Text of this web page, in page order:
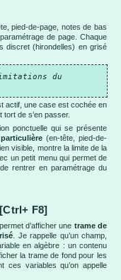
pied-de-page, notes de bas
de page. Chaque
discret (hirondelles) en grisé
du
actif, une case est cochée en
tort de s’en passer.
ponctuelle qui se présente
(en-tête, pied-de-
visible, montre la limite de la
un petit menu qui permet de
rentrer en paramétrage du
F8]
d’afficher une trame de
. Je rappelle qu’un champ,
en algèbre : un contenu
la trame de fond pour les
ces variables qu’on appelle